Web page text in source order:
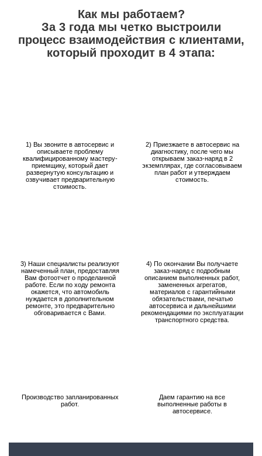
Как мы работаем?
За 3 года мы четко выстроили
процесс взаимодействия с клиентами,
который проходит в 4 этапа:
1) Вы звоните в автосервис и
описываете проблему
квалифицированному мастеру-
приемщику, который дает
развернутую консультацию и
озвучивает предварительную
стоимость.
2) Приезжаете в автосервис на
диагностику, после чего мы
открываем заказ-наряд в 2
экземплярах, где согласовываем
план работ и утверждаем
стоимость.
3) Наши специалисты реализуют
намеченный план, предоставляя
Вам фотоотчет о проделанной
работе. Если по ходу ремонта
окажется, что автомобиль
нуждается в дополнительном
ремонте, это предварительно
обговаривается с Вами.
4) По окончании Вы получаете
заказ-наряд с подробным
описанием выполненных работ,
замененных агрегатов,
материалов с гарантийными
обязательствами, печатью
автосервиса и дальнейшими
рекомендациями по эксплуатации
транспортного средства.
Производство запланированных
работ.
Даем гарантию на все
выполненные работы в
автосервисе.